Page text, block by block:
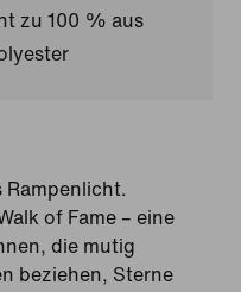
zu 100 % aus
Rampenlicht.
of Fame – eine
die mutig
beziehen, Sterne